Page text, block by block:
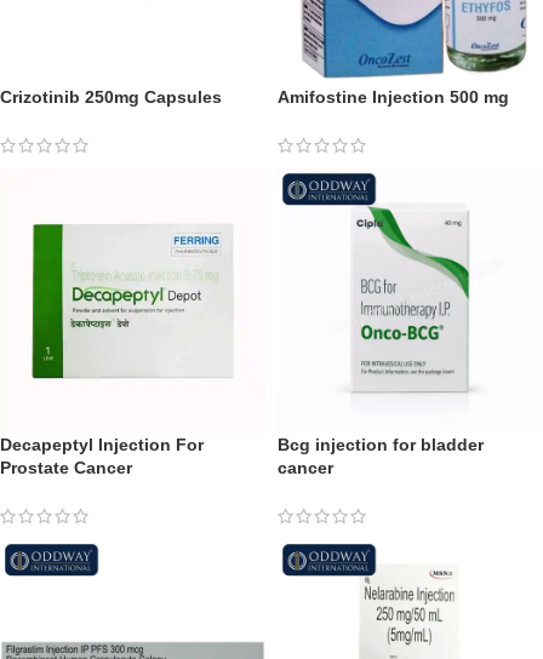
Crizotinib 250mg Capsules Amifostine Injection 500 mg
Decapeptyl Injection For
Prostate Cancer
Bcg injection for bladder
cancer